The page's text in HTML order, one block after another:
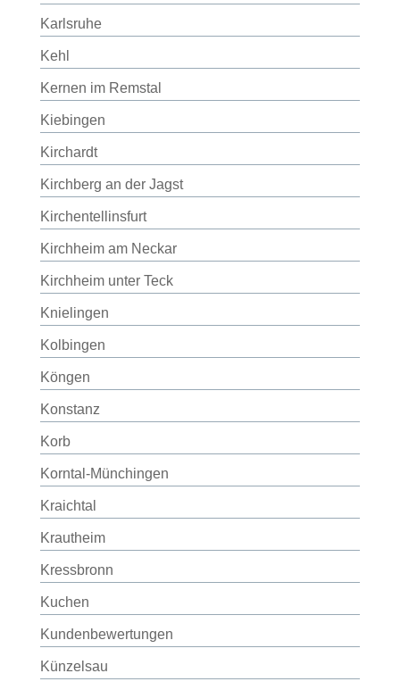
Karlsruhe
Kehl
Kernen im Remstal
Kiebingen
Kirchardt
Kirchberg an der Jagst
Kirchentellinsfurt
Kirchheim am Neckar
Kirchheim unter Teck
Knielingen
Kolbingen
Köngen
Konstanz
Korb
Korntal-Münchingen
Kraichtal
Krautheim
Kressbronn
Kuchen
Kundenbewertungen
Künzelsau